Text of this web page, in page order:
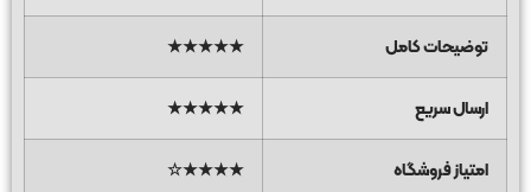
توضیحات کامل ★★★★★
ارسال سریع ★★★★★
امتیاز فروشگاه ★★★★☆